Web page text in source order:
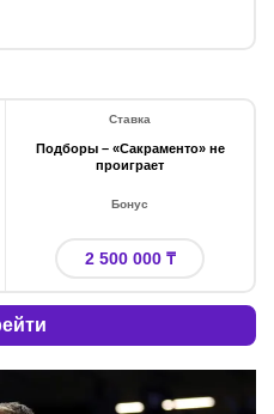
Ставка
Подборы – «Сакраменто» не
проиграет
Бонус
2 500 000 ₸